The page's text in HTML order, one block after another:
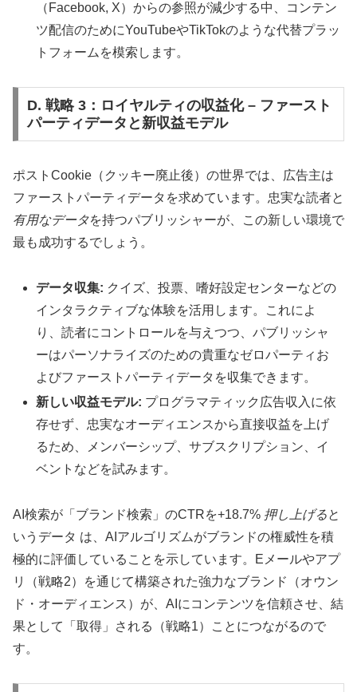
（Facebook, X）からの参照が減少する中、コンテン
ツ配信のためにYouTubeやTikTokのような代替プラッ
トフォームを模索します。
D. 戦略 3：ロイヤルティの収益化 – ファースト
パーティデータと新収益モデル
ポストCookie（クッキー廃止後）の世界では、広告主は
ファーストパーティデータを求めています。忠実な読者と
有用なデータを持つパブリッシャーが、この新しい環境で
最も成功するでしょう。
データ収集: クイズ、投票、嗜好設定センターなどの
インタラクティブな体験を活用します。これによ
り、読者にコントロールを与えつつ、パブリッシャ
ーはパーソナライズのための貴重なゼロパーティお
よびファーストパーティデータを収集できます。
新しい収益モデル: プログラマティック広告収入に依
存せず、忠実なオーディエンスから直接収益を上げ
るため、メンバーシップ、サブスクリプション、イ
ベントなどを試みます。
AI検索が「ブランド検索」のCTRを+18.7% 押し上げると
いうデータ は、AIアルゴリズムがブランドの権威性を積
極的に評価していることを示しています。Eメールやアプ
リ（戦略2）を通じて構築された強力なブランド（オウン
ド・オーディエンス）が、AIにコンテンツを信頼させ、結
果として「取得」される（戦略1）ことにつながるので
す。